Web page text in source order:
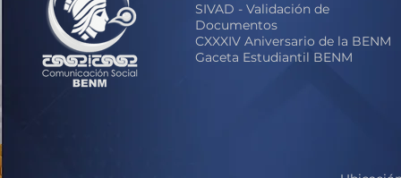
SIVAD - Validación de
Documentos
CXXXIV Aniversario de la BENM
Gaceta Estudiantil BENM